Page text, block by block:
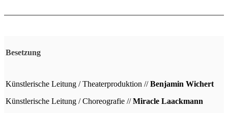
Besetzung
Künstlerische Leitung / Theaterproduktion //Benjamin Wichert
Künstlerische Leitung / Choreografie //Miracle Laackmann